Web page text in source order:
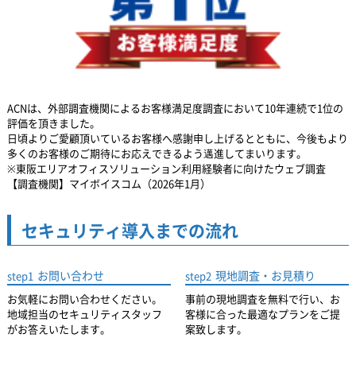
ACNは、外部調査機関によるお客様満足度調査において10年連続で1位の
評価を頂きました。
日頃よりご愛顧頂いているお客様へ感謝申し上げるとともに、 今後もより
多くのお客様のご期待にお応えできるよう邁進してまいります。
※東阪エリアオフィスソリューション利用経験者に向けたウェブ調査
【調査機関】マイボイスコム（2026年1月）
セキュリティ導入までの流れ
step1 お問い合わせ
お気軽にお問い合わせください。
地域担当のセキュリティスタッフ
がお答えいたします。
step2 現地調査・お見積り
事前の現地調査を無料で行い、お
客様に合った最適なプランをご提
案致します。